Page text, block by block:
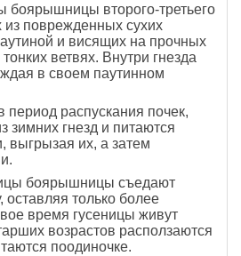
боярышницы второго-третьего
из поврежденных сухих
и висящих на прочных
ветвях. Внут­ри гнезда
в своем паутинном
период распус­кания почек,
зимних гнезд и питаются
выгрызая их, а затем
боярышницы съедают
оставляя только более
время гусеницы жи­вут
воз­растов расползаются
поодиночке.